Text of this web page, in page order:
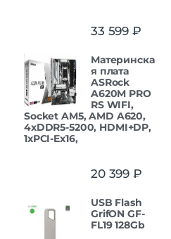
33 599 ₽
Материнска
я плата
ASRock
A620M PRO
RS WIFI,
Socket AM5, AMD A620,
4xDDR5-5200, HDMI+DP,
1xPCI-Ex16,
20 399 ₽
USB Flash
GrifON GF-
FL19 128Gb